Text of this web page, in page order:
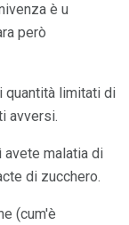
è u
però
quantità limitati di
avversi.
avete malatia di
di zucchero.
(cum'è